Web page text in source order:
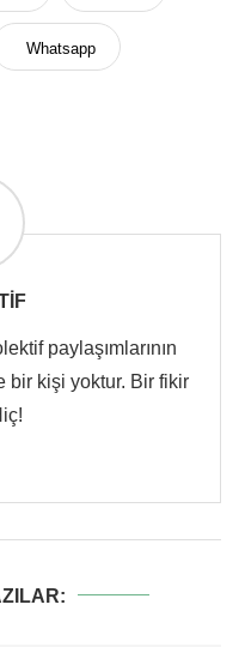
Whatsapp
paylaşımlarının
bir kişi yoktur. Bir fikir